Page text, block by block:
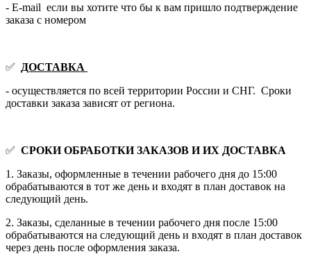
- E-mail если вы хотите что бы к вам пришло подтверждение
заказа с номером
✅
ДОСТАВКА
- осуществляется по всей территории России и СНГ. Сроки
доставки заказа зависят от региона.
✅ СРОКИ ОБРАБОТКИ ЗАКАЗОВ И ИХ ДОСТАВКА
1. Заказы, оформленные в течении рабочего дня до 15:00
обрабатываются в тот же день и входят в план доставок на
следующий день.
2. Заказы, сделанные в течении рабочего дня после 15:00
обрабатываются на следующий день и входят в план доставок
через день после оформления заказа.